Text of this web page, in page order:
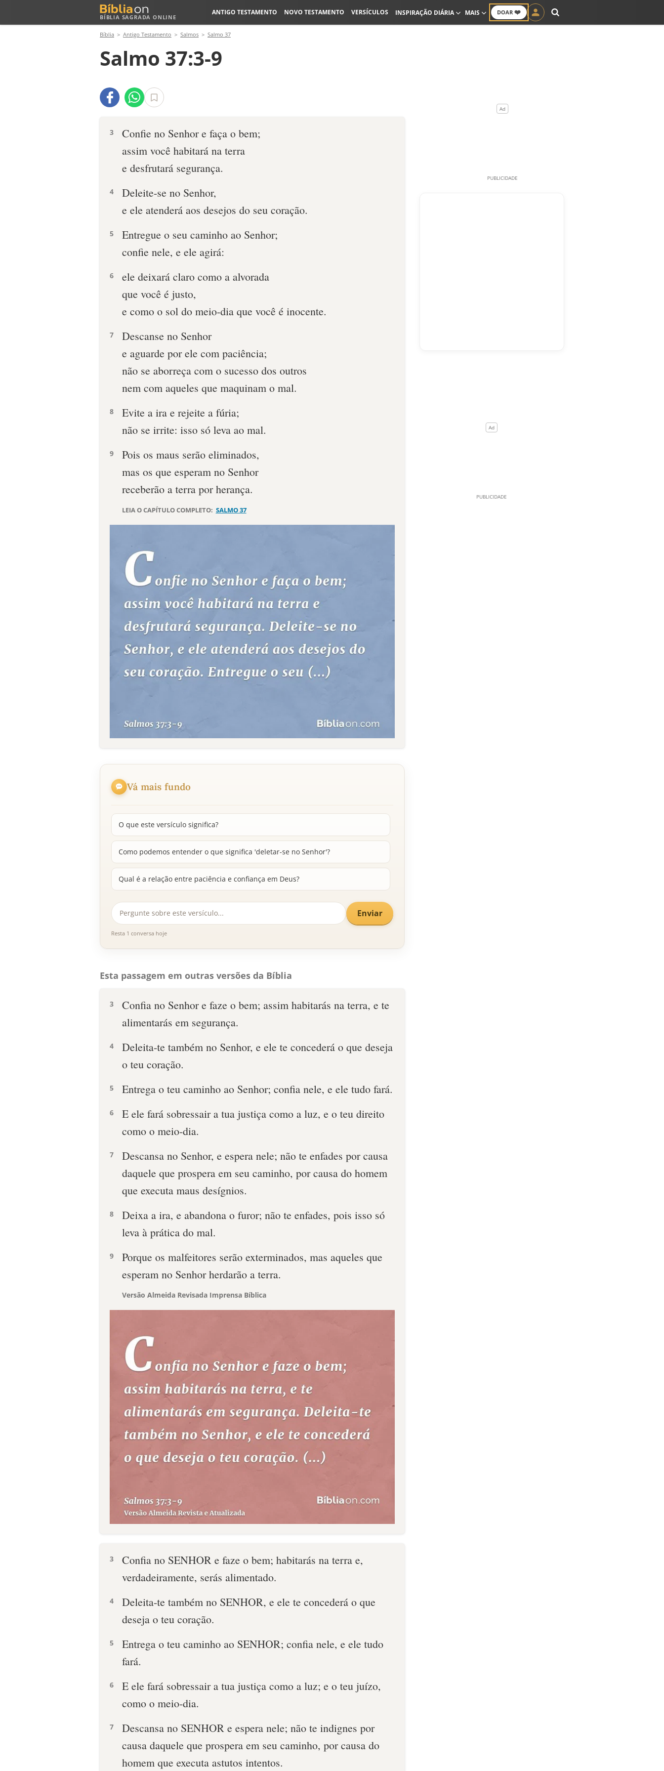
BÍBLIA SAGRADA ONLINE
DOAR ❤️
ANTIGO TESTAMENTO NOVO TESTAMENTO VERSÍCULOS INSPIRAÇÃO DIÁRIA MAIS
Bíblia Antigo Testamento Salmos Salmo 37
Salmo 37:3-9
3
Confie no Senhor e faça o bem;
assim você habitará na terra
e desfrutará segurança.
4
Deleite-se no Senhor,
e ele atenderá aos desejos do seu coração.
5
Entregue o seu caminho ao Senhor;
confie nele, e ele agirá:
6
ele deixará claro como a alvorada
que você é justo,
e como o sol do meio-dia que você é inocente.
7
Descanse no Senhor
e aguarde por ele com paciência;
não se aborreça com o sucesso dos outros
nem com aqueles que maquinam o mal.
8
Evite a ira e rejeite a fúria;
não se irrite: isso só leva ao mal.
9
Pois os maus serão eliminados,
mas os que esperam no Senhor
receberão a terra por herança.
LEIA O CAPÍTULO COMPLETO: SALMO 37
Vá mais fundo
O que este versículo significa?
Como podemos entender o que significa 'deletar-se no Senhor'?
Qual é a relação entre paciência e confiança em Deus?
Enviar
Resta 1 conversa hoje
Esta passagem em outras versões da Bíblia
3
Confia no Senhor e faze o bem; assim habitarás na terra, e te
alimentarás em segurança.
4
Deleita-te também no Senhor, e ele te concederá o que deseja
o teu coração.
5 Entrega o teu caminho ao Senhor; confia nele, e ele tudo fará.
6
E ele fará sobressair a tua justiça como a luz, e o teu direito
como o meio-dia.
7
Descansa no Senhor, e espera nele; não te enfades por causa
daquele que prospera em seu caminho, por causa do homem
que executa maus desígnios.
8
Deixa a ira, e abandona o furor; não te enfades, pois isso só
leva à prática do mal.
9
Porque os malfeitores serão exterminados, mas aqueles que
esperam no Senhor herdarão a terra.
Versão Almeida Revisada Imprensa Bíblica
3
Confia no SENHOR e faze o bem; habitarás na terra e,
verdadeiramente, serás alimentado.
4
Deleita-te também no SENHOR, e ele te concederá o que
deseja o teu coração.
5
Entrega o teu caminho ao SENHOR; confia nele, e ele tudo
fará.
6
E ele fará sobressair a tua justiça como a luz; e o teu juízo,
como o meio-dia.
7
Descansa no SENHOR e espera nele; não te indignes por
causa daquele que prospera em seu caminho, por causa do
homem que executa astutos intentos.